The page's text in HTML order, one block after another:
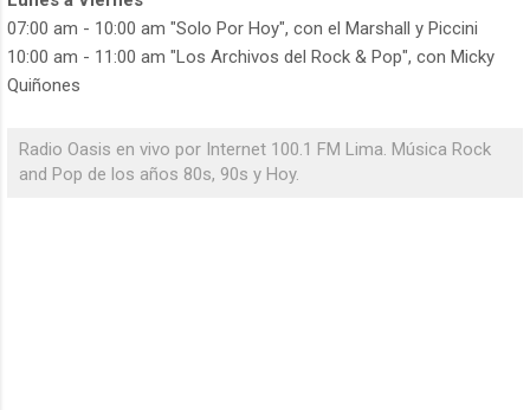
07:00 am - 10:00 am "Solo Por Hoy", con el Marshall y Piccini
10:00 am - 11:00 am "Los Archivos del Rock & Pop", con Micky
Quiñones
Radio Oasis en vivo por Internet 100.1 FM Lima. Música Rock
and Pop de los años 80s, 90s y Hoy.